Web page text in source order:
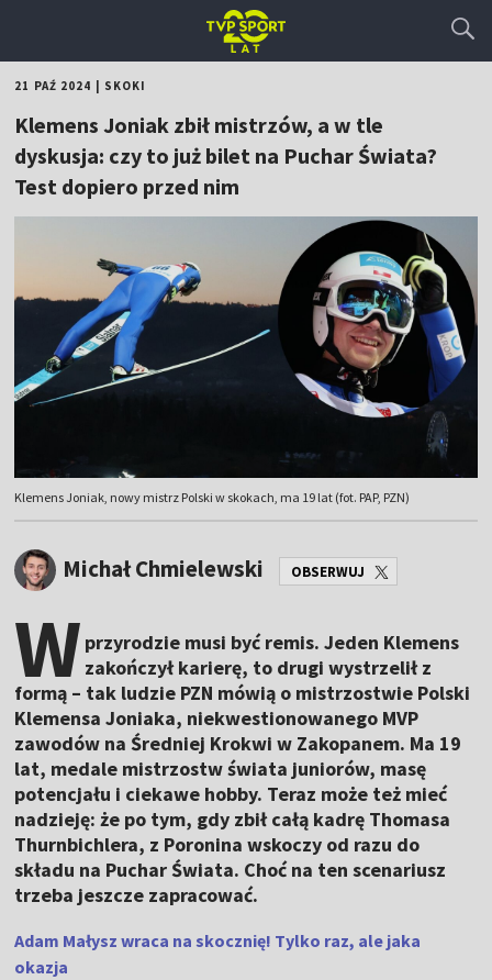
21 PAŹ 2024 SKOKI
Klemens Joniak zbił mistrzów, a w tle
dyskusja: czy to już bilet na Puchar Świata?
Test dopiero przed nim
Klemens Joniak, nowy mistrz Polski w skokach, ma 19 lat (fot. PAP, PZN)
Michał Chmielewski OBSERWUJ
W przyrodzie musi być remis. Jeden Klemens
zakończył karierę, to drugi wystrzelił z
formą – tak ludzie PZN mówią o mistrzostwie Polski
Klemensa Joniaka, niekwestionowanego MVP
zawodów na Średniej Krokwi w Zakopanem. Ma 19
lat, medale mistrzostw świata juniorów, masę
potencjału i ciekawe hobby. Teraz może też mieć
nadzieję: że po tym, gdy zbił całą kadrę Thomasa
Thurnbichlera, z Poronina wskoczy od razu do
składu na Puchar Świata. Choć na ten scenariusz
trzeba jeszcze zapracować.
Adam Małysz wraca na skocznię! Tylko raz, ale jaka
okazja